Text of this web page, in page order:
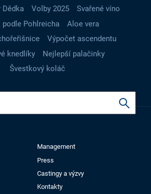
Dědka
Volby 2025
Svařené víno
podle Pohlreicha
Aloe vera
Výpočet ascendentu
knedlíky
Nejlepší palačinky
Švestkový koláč
Management
Press
Castingy a výzvy
Kontakty